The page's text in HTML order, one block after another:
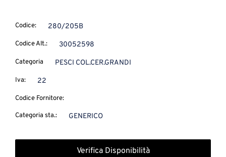
Codice: 280/205B
Codice Alt.: 30052598
Categoria PESCI COL.CER.GRANDI
Iva: 22
Codice Fornitore:
Categoria sta.: GENERICO
Verifica Disponibilità